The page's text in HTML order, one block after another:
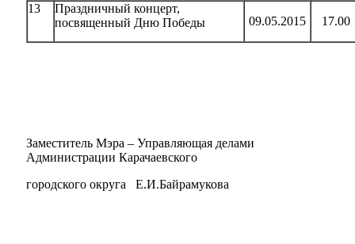
13
Праздничный концерт,
посвященный Дню Победы
09.05.2015 17.00
Заместитель Мэра – Управляющая делами
Администрации Карачаевского
городского округа Е.И.Байрамукова